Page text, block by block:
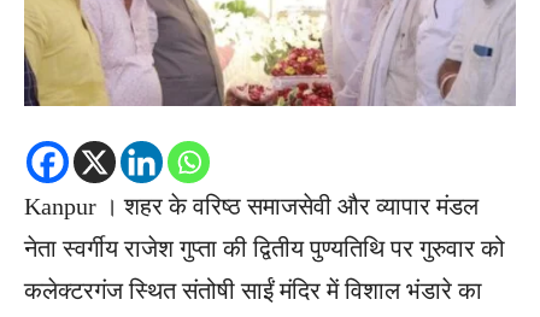
Kanpur । शहर के वरिष्ठ समाजसेवी और व्यापार मंडल
नेता स्वर्गीय राजेश गुप्ता की द्वितीय पुण्यतिथि पर गुरुवार को
कलेक्टरगंज स्थित संतोषी साईं मंदिर में विशाल भंडारे का